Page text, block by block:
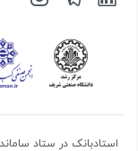
استادبانک در ستاد